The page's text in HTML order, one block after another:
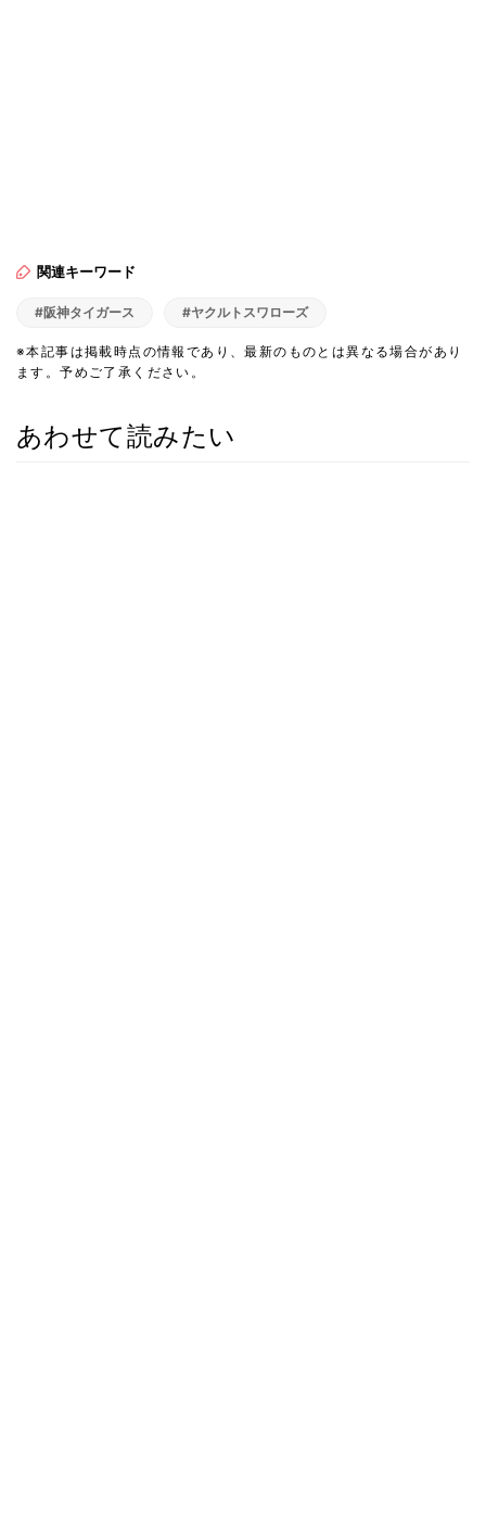
関連キーワード
#阪神タイガース #ヤクルトスワローズ
※本記事は掲載時点の情報であり、最新のものとは異なる場合があり
ます。予めご了承ください。
あわせて読みたい